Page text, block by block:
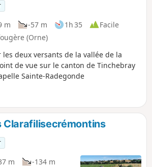
m -57 m 1h 35
Facile
(Orne)
deux versants de la vallée de la
de vue sur le canton de Tinchebray
Sainte-Radegonde
Clarafilisecrémontins
m
-134 m